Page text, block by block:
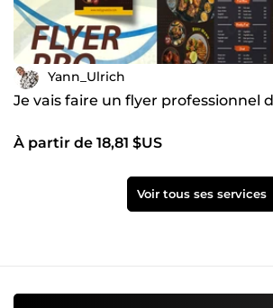
Yann_Ulrich
Je vais faire un flyer professionnel
À partir de 18,81 $US
Voir tous ses services